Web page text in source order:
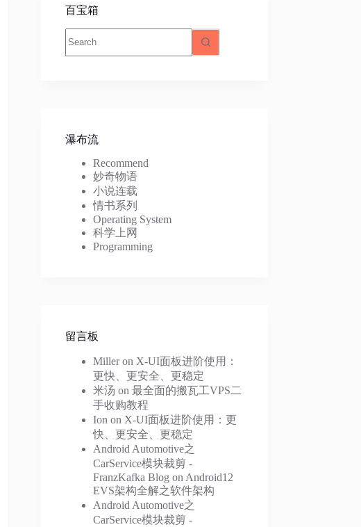
百宝箱
results
瀑布流
Recommend
妙奇物语
小说连载
情书系列
Operating System
科学上网
Programming
留言板
Milleron X-UI面板进阶使用：
更快、更安全、更稳定
米汤 on最全面的搬瓦工VPS二
手收购教程
Ion on X-UI面板进阶使用：更
快、更安全、更稳定
Android Automotive之
CarService模块裁剪 -
FranzKafka Blog on Android12
EVS架构全解之软件架构
Android Automotive之
CarService模块裁剪 -